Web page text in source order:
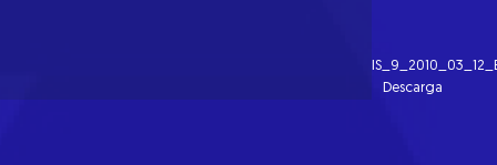
Descarga